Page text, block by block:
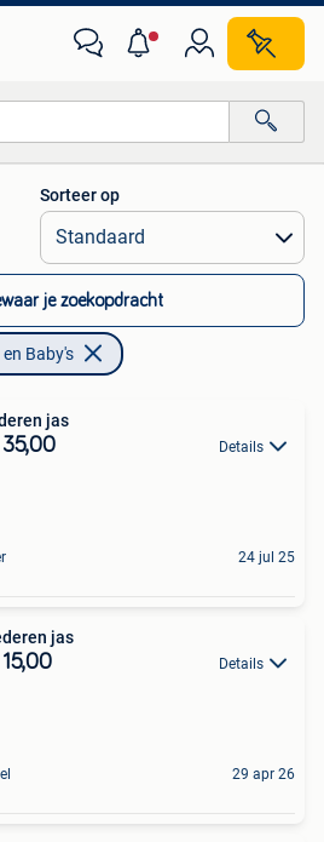
afstanden…
Sorteer op
je zoekopdracht
Baby's
jas
Details
24 jul 25
jas
Details
29 apr 26